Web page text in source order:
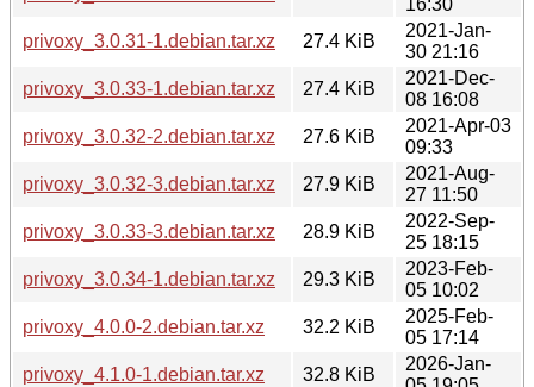
privoxy_3.0.31-1.debian.tar.xz
27.4 KiB
2021-Jan-
30 21:16
privoxy_3.0.33-1.debian.tar.xz
27.4 KiB
2021-Dec-
08 16:08
privoxy_3.0.32-2.debian.tar.xz
27.6 KiB
2021-Apr-03
09:33
privoxy_3.0.32-3.debian.tar.xz
27.9 KiB
2021-Aug-
27 11:50
privoxy_3.0.33-3.debian.tar.xz
28.9 KiB
2022-Sep-
25 18:15
privoxy_3.0.34-1.debian.tar.xz
29.3 KiB
2023-Feb-
05 10:02
privoxy_4.0.0-2.debian.tar.xz
32.2 KiB
2025-Feb-
05 17:14
privoxy_4.1.0-1.debian.tar.xz
32.8 KiB
2026-Jan-